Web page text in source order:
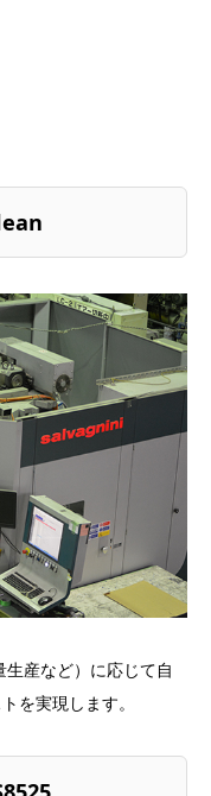
産など）に応じて自
を実現します。